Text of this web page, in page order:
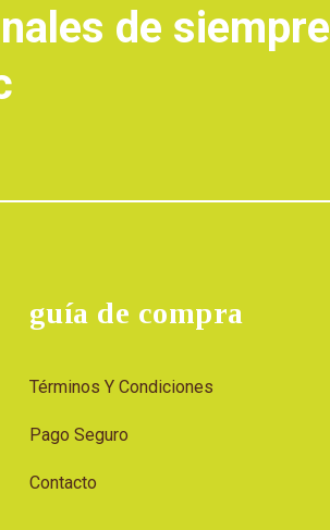
de siempre
guía de compra
Términos Y Condiciones
Pago Seguro
Contacto